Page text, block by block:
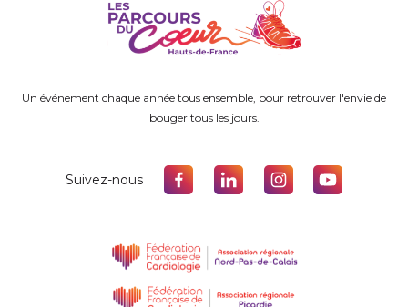
Un événement chaque année tous ensemble, pour retrouver l'envie de
bouger tous les jours.
Suivez-nous